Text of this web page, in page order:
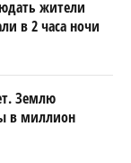
жители
в 2 часа ночи
Землю
в миллион